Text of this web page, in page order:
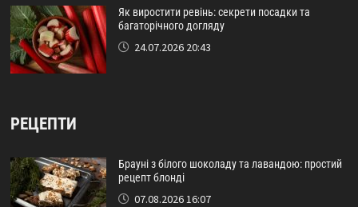
Як виростити ревінь: секрети посадки та
багаторічного догляду
24.07.2026 20:43
РЕЦЕПТИ
Брауні з білого шоколаду та лавандою: простий
рецепт блонді
07.08.2026 16:07